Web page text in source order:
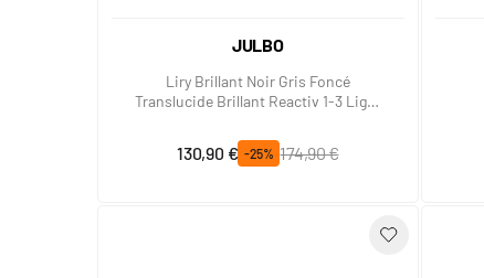
JULBO
Liry Brillant Noir Gris Foncé
Translucide Brillant Reactiv 1-3 Light
Prix spécial
130,90 € -25%
Prix normal
174,90 €